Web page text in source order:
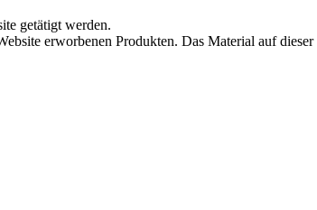
getätigt werden.
erworbenen Produkten. Das Material auf dieser